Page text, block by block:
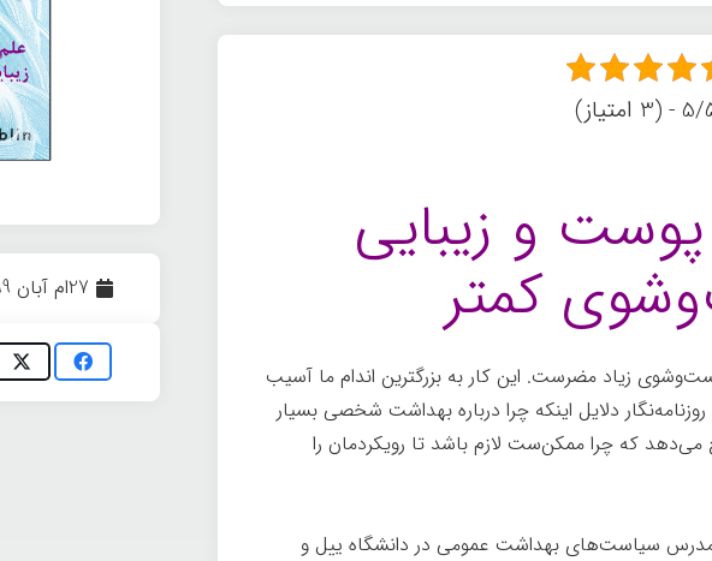
(3 امتیاز)
و زیبایی
کمتر
زیاد مضرست. این کار به بزرگترین اندام ما آسیب
دلایل اینکه چرا درباره بهداشت شخصی بسیار
می‌دهد که چرا ممکن‌ست لازم باشد تا رویکردمان را
مدرس سیاست‌های بهداشت عمومی در دانشگاه ییل و
27ام آبان 1399